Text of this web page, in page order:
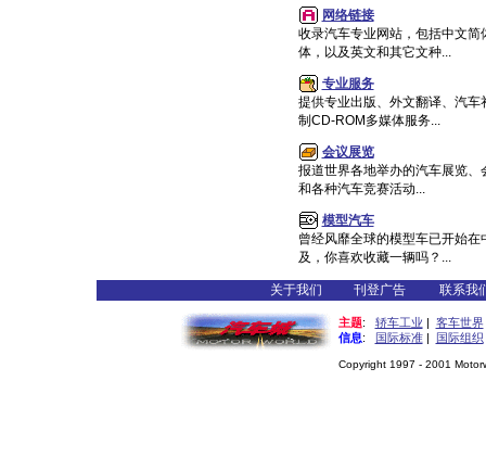
网络链接
收录汽车专业网站，包括中文简
体，以及英文和其它文种...
专业服务
提供专业出版、外文翻译、汽车
制CD-ROM多媒体服务...
会议展览
报道世界各地举办的汽车展览、
和各种汽车竞赛活动...
模型汽车
曾经风靡全球的模型车已开始在
及，你喜欢收藏一辆吗？...
关于我们 刊登广告 联系我
主题: 轿车工业 | 客车世界
信息: 国际标准| 国际组织
Copyright 1997 - 2001